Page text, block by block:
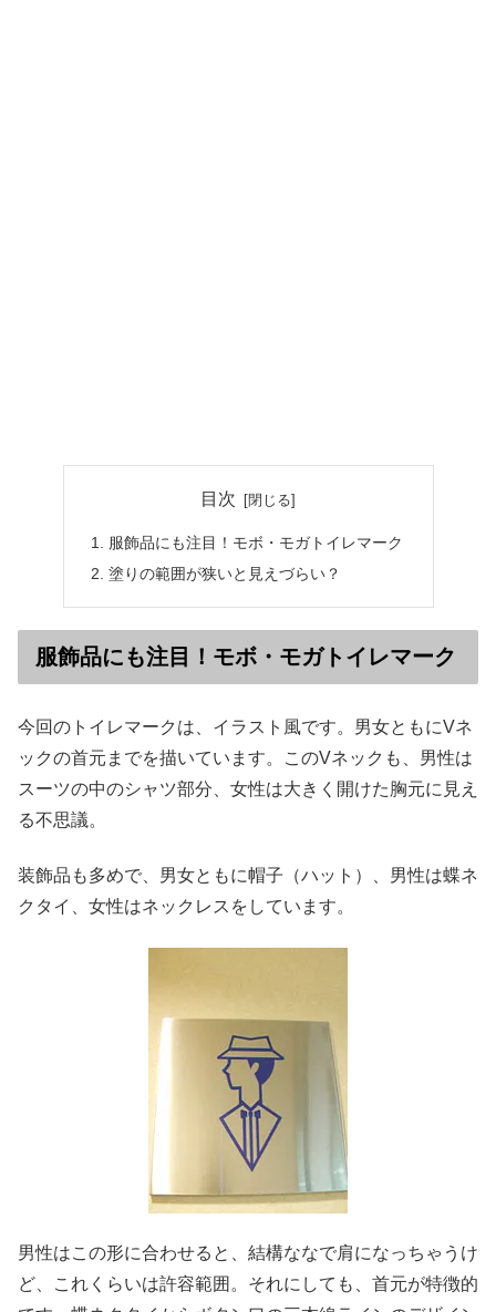
目次
服飾品にも注目！モボ・モガトイレマーク
塗りの範囲が狭いと見えづらい？
服飾品にも注目！モボ・モガトイレマーク
今回のトイレマークは、イラスト風です。男女ともにVネ
ックの首元までを描いています。このVネックも、男性は
スーツの中のシャツ部分、女性は大きく開けた胸元に見え
る不思議。
装飾品も多めで、男女ともに帽子（ハット）、男性は蝶ネ
クタイ、女性はネックレスをしています。
男性はこの形に合わせると、結構ななで肩になっちゃうけ
ど、これくらいは許容範囲。それにしても、首元が特徴的